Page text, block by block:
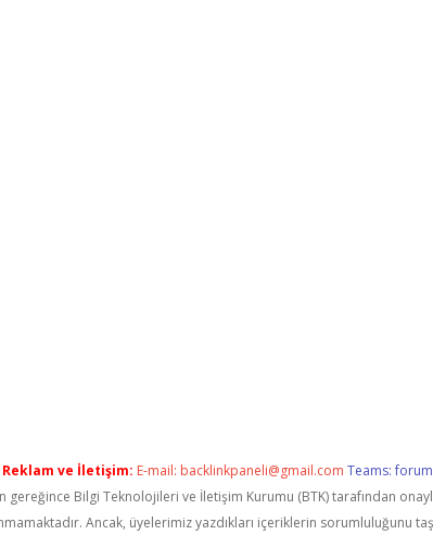
Reklam ve İletişim: E-mail: backlinkpaneli@gmail.com Teams:
gereğince Bilgi Teknolojileri ve İletişim Kurumu (BTK) tarafından
Ancak, üyelerimiz yazdıkları içeriklerin sorumluluğunu